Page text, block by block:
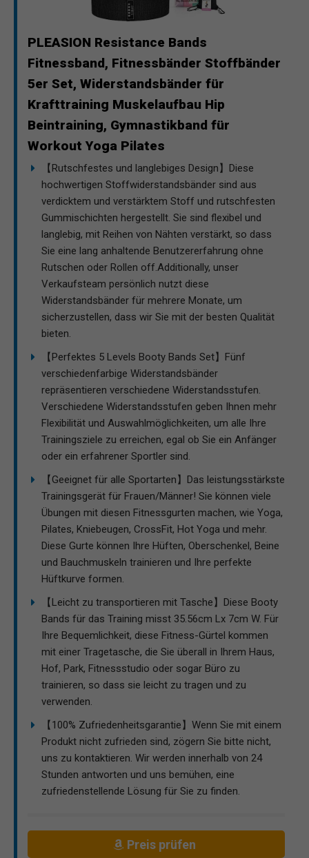
PLEASION Resistance Bands
Fitnessband, Fitnessbänder Stoffbänder
5er Set, Widerstandsbänder für
Krafttraining Muskelaufbau Hip
Beintraining, Gymnastikband für
Workout Yoga Pilates
【Rutschfestes und langlebiges Design】Diese
hochwertigen Stoffwiderstandsbänder sind aus
verdicktem und verstärktem Stoff und rutschfesten
Gummischichten hergestellt. Sie sind flexibel und
langlebig, mit Reihen von Nähten verstärkt, so dass
Sie eine lang anhaltende Benutzererfahrung ohne
Rutschen oder Rollen off.Additionally, unser
Verkaufsteam persönlich nutzt diese
Widerstandsbänder für mehrere Monate, um
sicherzustellen, dass wir Sie mit der besten Qualität
bieten.
【Perfektes 5 Levels Booty Bands Set】Fünf
verschiedenfarbige Widerstandsbänder
repräsentieren verschiedene Widerstandsstufen.
Verschiedene Widerstandsstufen geben Ihnen mehr
Flexibilität und Auswahlmöglichkeiten, um alle Ihre
Trainingsziele zu erreichen, egal ob Sie ein Anfänger
oder ein erfahrener Sportler sind.
【Geeignet für alle Sportarten】Das leistungsstärkste
Trainingsgerät für Frauen/Männer! Sie können viele
Übungen mit diesen Fitnessgurten machen, wie Yoga,
Pilates, Kniebeugen, CrossFit, Hot Yoga und mehr.
Diese Gurte können Ihre Hüften, Oberschenkel, Beine
und Bauchmuskeln trainieren und Ihre perfekte
Hüftkurve formen.
【Leicht zu transportieren mit Tasche】Diese Booty
Bands für das Training misst 35.56cm Lx 7cm W. Für
Ihre Bequemlichkeit, diese Fitness-Gürtel kommen
mit einer Tragetasche, die Sie überall in Ihrem Haus,
Hof, Park, Fitnessstudio oder sogar Büro zu
trainieren, so dass sie leicht zu tragen und zu
verwenden.
【100% Zufriedenheitsgarantie】Wenn Sie mit einem
Produkt nicht zufrieden sind, zögern Sie bitte nicht,
uns zu kontaktieren. Wir werden innerhalb von 24
Stunden antworten und uns bemühen, eine
zufriedenstellende Lösung für Sie zu finden.
Preis prüfen